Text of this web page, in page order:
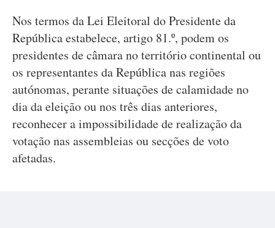
Nos termos da Lei Eleitoral do Presidente da
República estabelece, artigo 81.º, podem os
presidentes de câmara no território continental ou
os representantes da República nas regiões
autónomas, perante situações de calamidade no
dia da eleição ou nos três dias anteriores,
reconhecer a impossibilidade de realização da
votação nas assembleias ou secções de voto
afetadas.